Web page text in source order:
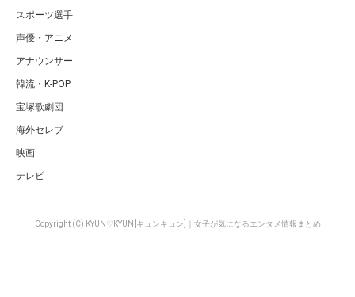
スポーツ選手
声優・アニメ
アナウンサー
韓流・K-POP
宝塚歌劇団
海外セレブ
映画
テレビ
Copyright (C) KYUN♡KYUN[キュンキュン]｜女子が気になるエンタメ情報まとめ